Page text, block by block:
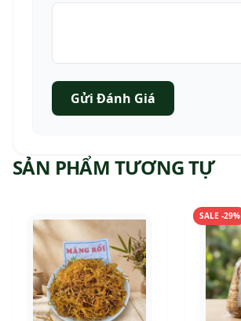
Gửi Đánh Giá
SẢN PHẨM TƯƠNG TỰ
SALE -29%